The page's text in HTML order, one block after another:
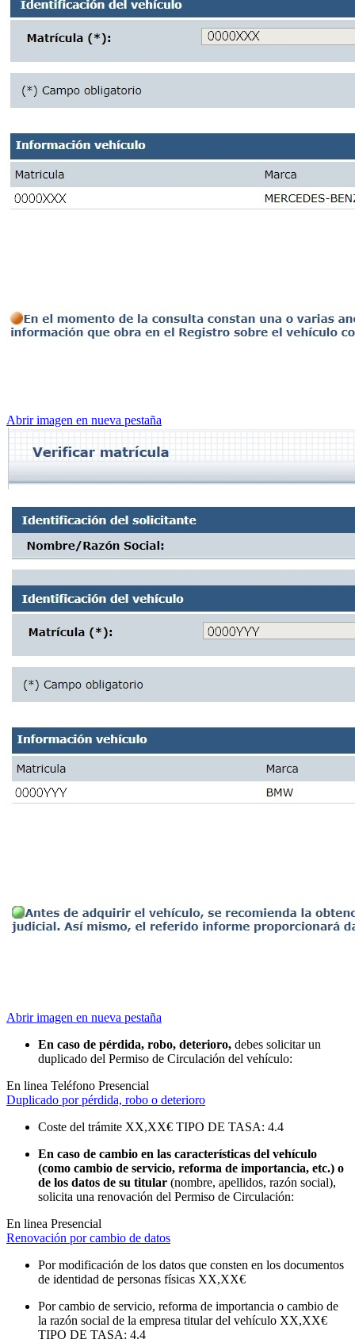
Abrir imagen en nueva pestaña
Abrir imagen en nueva pestaña
En caso de pérdida, robo, deterioro, debes solicitar un
duplicado del Permiso de Circulación del vehículo:
En linea Teléfono Presencial
Duplicado por pérdida, robo o deterioro
Coste del trámite XX,XX€ TIPO DE TASA: 4.4
En caso de cambio en las características del vehículo
(como cambio de servicio, reforma de importancia, etc.) o
de los datos de su titular (nombre, apellidos, razón social),
solicita una renovación del Permiso de Circulación:
En linea Presencial
Renovación por cambio de datos
Por modificación de los datos que consten en los documentos
de identidad de personas físicas XX,XX€
Por cambio de servicio, reforma de importancia o cambio de
la razón social de la empresa titular del vehículo XX,XX€
TIPO DE TASA: 4.4